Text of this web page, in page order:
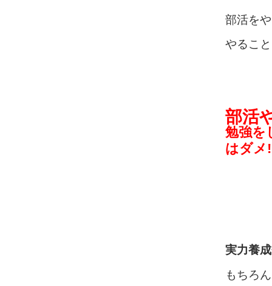
部活を
やるこ
部活
勉強を
はダ
実力養
もちろ